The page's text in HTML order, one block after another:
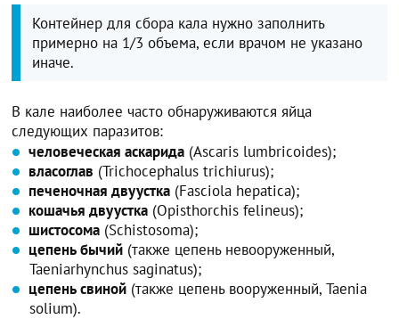
Контейнер для сбора кала нужно заполнить
примерно на 1/3 объема, если врачом не указано
иначе.
В кале наиболее часто обнаруживаются яйца
следующих паразитов:
человеческая аскарида (Ascaris lumbricoides);
власоглав (Trichocephalus trichiurus);
печеночная двуустка (Fasciola hepatica);
кошачья двуустка (Opisthorchis felineus);
шистосома (Schistosoma);
цепень бычий (также цепень невооруженный,
Taeniarhynchus saginatus);
цепень свиной (также цепень вооруженный, Taenia
solium).